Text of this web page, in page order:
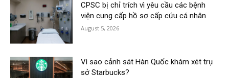
CPSC bị chỉ trích vì yêu cầu các bệnh
viện cung cấp hồ sơ cấp cứu cá nhân
August 5, 2026
Vì sao cảnh sát Hàn Quốc khám xét trụ
sở Starbucks?